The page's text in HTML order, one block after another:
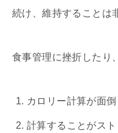
続け、維持することは
食事管理に挫折したり
カロリー計算が面
計算することがス